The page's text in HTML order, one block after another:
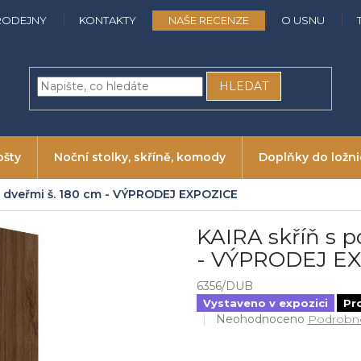
KONTAKTY NAŠE RECENZE O USNU
HLEDAT
Noční stolky, skříně, komody Doplňky do
š. 180 cm - VÝPRODEJ EXPOZICE
KAIRA skříň s
- VÝPRODEJ
6356/DUB
Vystaveno v expozici
Průměrné
Neohodnoceno